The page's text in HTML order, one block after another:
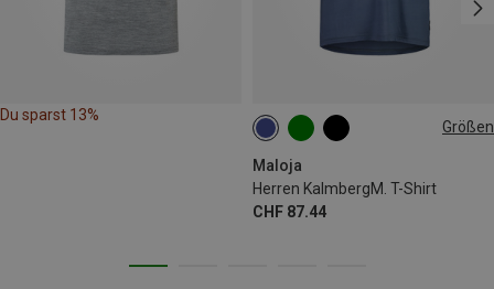
Du sparst 13%
Größen
Maloja
Herren KalmbergM. T-Shirt
CHF 87.44
M